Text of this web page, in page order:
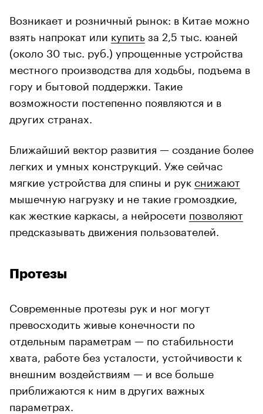
Возникает и розничный рынок: в Китае можно
взять напрокат или купитьза 2,5 тыс. юаней
(около 30 тыс. руб.) упрощенные устройства
местного производства для ходьбы, подъема в
гору и бытовой поддержки. Такие
возможности постепенно появляются и в
других странах.
Ближайший вектор развития — создание более
легких и умных конструкций. Уже сейчас
мягкие устройства для спины и рук снижают
мышечную нагрузку и не такие громоздкие,
как жесткие каркасы, а нейросети позволяют
предсказывать движения пользователей.
Протезы
Современные протезы рук и ног могут
превосходить живые конечности по
отдельным параметрам — по стабильности
хвата, работе без усталости, устойчивости к
внешним воздействиям — и все больше
приближаются к ним в других важных
параметрах.